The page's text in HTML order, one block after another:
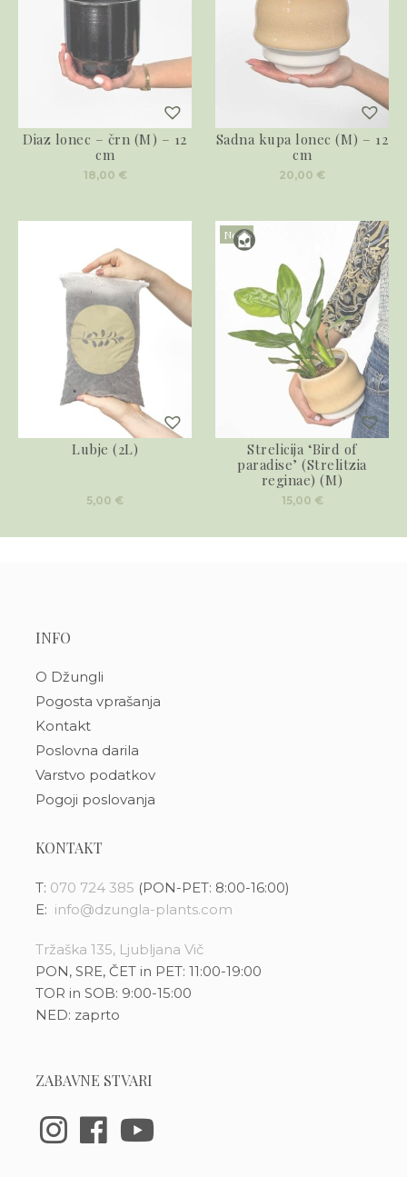
Diaz lonec – črn (M) – 12
cm
18,00 €
Sadna kupa lonec (M) – 12
cm
20,00 €
Lubje (2L)
5,00 €
Novo
Strelicija ‘Bird of
paradise’ (Strelitzia
reginae) (M)
15,00 €
INFO
O Džungli
Pogosta vprašanja
Kontakt
Poslovna darila
Varstvo podatkov
Pogoji poslovanja
KONTAKT
T: 070 724 385 (PON-PET: 8:00-16:00)
E: info@dzungla-plants.com
Tržaška 135, Ljubljana Vič
PON, SRE, ČET in PET: 11:00-19:00
TOR in SOB: 9:00-15:00
NED: zaprto
ZABAVNE STVARI